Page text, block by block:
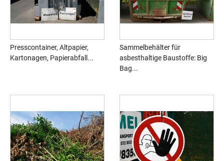
Presscontainer, Altpapier,
Kartonagen, Papierabfall...
Sammelbehälter für
asbesthaltige Baustoffe: Big
Bag...